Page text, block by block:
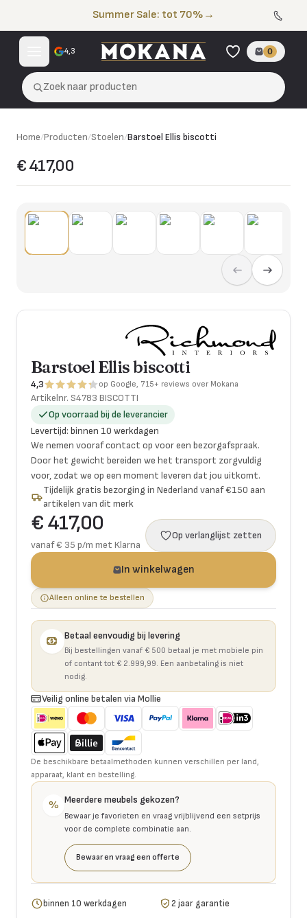
Summer Sale: tot 70% →
4,3 0
Zoek naar producten
Home/Producten/Stoelen/Barstoel Ellis biscotti
€ 417,00
Barstoel Ellis biscotti
4,3 op Google, 715+ reviews over Mokana
Artikelnr. S4783 BISCOTTI
Op voorraad bij de leverancier
Levertijd: binnen 10 werkdagen
We nemen vooraf contact op voor een bezorgafspraak.
Door het gewicht bereiden we het transport zorgvuldig
voor, zodat we op een moment leveren dat jou uitkomt.
Tijdelijk gratis bezorging in Nederland vanaf €150 aan
artikelen van dit merk
€ 417,00
vanaf € 35 p/m met Klarna
Op verlanglijst zetten
In winkelwagen
Alleen online te bestellen
Betaal eenvoudig bij levering
Bij bestellingen vanaf € 500 betaal je met mobiele pin
of contant tot € 2.999,99. Een aanbetaling is niet
nodig.
Veilig online betalen via Mollie
De beschikbare betaalmethoden kunnen verschillen per land,
apparaat, klant en bestelling.
% Meerdere meubels gekozen?
Bewaar je favorieten en vraag vrijblijvend een setprijs
voor de complete combinatie aan.
Bewaar en vraag een offerte
binnen 10 werkdagen
2 jaar garantie